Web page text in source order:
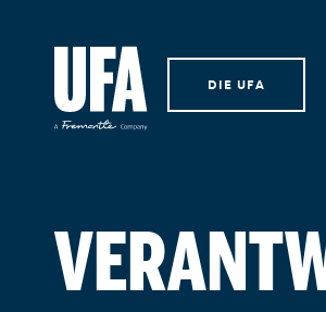
DIE UFA